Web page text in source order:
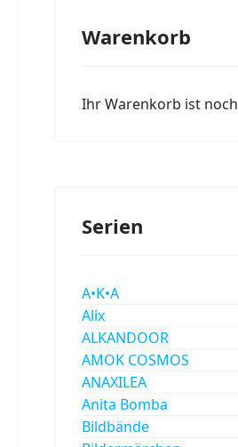
Warenkorb
Ihr Warenkorb ist noch
Serien
A•K•A
Alix
ALKANDOOR
AMOK COSMOS
ANAXILEA
Anita Bomba
Bildbände